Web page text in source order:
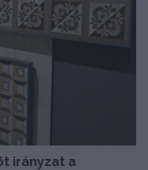
irányzat a